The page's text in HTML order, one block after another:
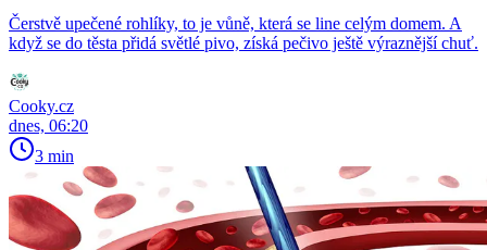
Čerstvě upečené rohlíky, to je vůně, která se line celým domem. A
když se do těsta přidá světlé pivo, získá pečivo ještě výraznější chuť.
Cooky.cz
dnes, 06:20
3 min